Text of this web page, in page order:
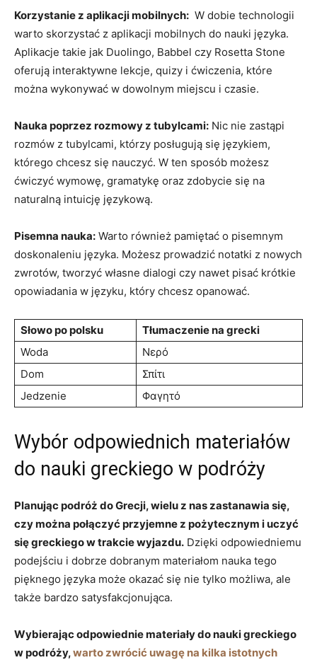
Korzystanie z aplikacji mobilnych: ​ W ⁢dobie technologii
warto skorzystać z ⁤aplikacji mobilnych do nauki języka.
Aplikacje takie jak Duolingo, Babbel czy ⁣Rosetta Stone
oferują ⁤interaktywne ⁢lekcje, quizy i‌ ćwiczenia, ‌które
⁣można‌ wykonywać‌ w‌ dowolnym miejscu i czasie.
Nauka poprzez rozmowy z ‍tubylcami: Nic nie zastąpi
rozmów z ‌tubylcami, którzy posługują się językiem, ​
którego chcesz się nauczyć. ⁢W ten sposób możesz
ćwiczyć wymowę, ⁢gramatykę ‍oraz zdobycie ‍się na
naturalną intuicję językową.
Pisemna nauka: Warto również pamiętać ‍o pisemnym
doskonaleniu języka. Możesz prowadzić notatki ⁢z nowych
zwrotów, tworzyć własne dialogi czy nawet pisać⁢ krótkie
opowiadania w języku, który chcesz opanować.
Słowo po polsku
Tłumaczenie na grecki
Woda
Νερό
Dom
Σπίτι
Jedzenie
Φαγητό
Wybór odpowiednich materiałów
do nauki greckiego‌ w podróży
Planując podróż ‌do Grecji, wielu z ⁤nas zastanawia się,
czy można połączyć przyjemne z pożytecznym i uczyć
się greckiego w trakcie wyjazdu. Dzięki ⁢odpowiedniemu
podejściu⁣ i dobrze dobranym materiałom⁢ nauka tego
pięknego języka może okazać się nie tylko możliwa, ⁤ale
także bardzo ​satysfakcjonująca.
Wybierając odpowiednie materiały do nauki greckiego
w‍ podróży, ‍warto zwrócić⁣ uwagę na kilka⁤ istotnych